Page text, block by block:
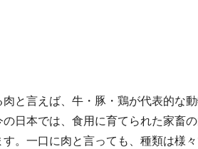
と言えば、牛・豚・鶏が代表的な
日本では、食用に育てられた家畜
。一口に肉と言っても、種類は様